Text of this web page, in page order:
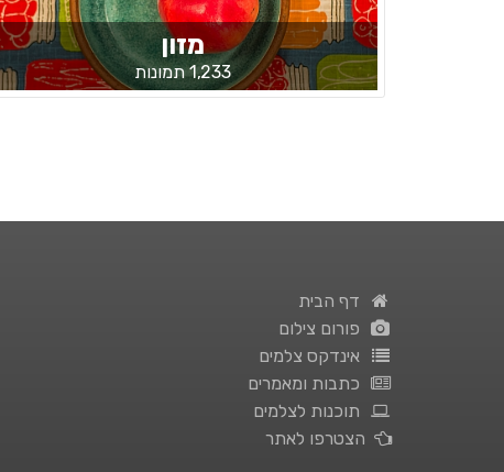
מזון
1,233 תמונות
דף הבית
פורום צילום
אינדקס צלמים
כתבות ומאמרים
תוכנות לצלמים
הצטרפו לאתר